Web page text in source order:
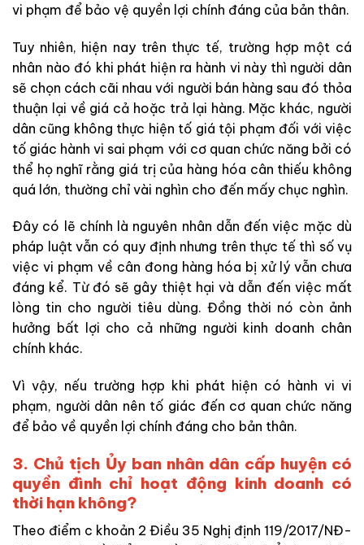
vi phạm để bảo vệ quyền lợi chính đáng của bản thân.
Tuy nhiên, hiện nay trên thực tế, trường hợp một cá
nhân nào đó khi phát hiện ra hành vi này thì người dân
sẽ chọn cách cãi nhau với người bán hàng sau đó thỏa
thuận lại về giá cả hoặc trả lại hàng. Mặc khác, người
dân cũng không thực hiện tố giá tội phạm đối với việc
tố giác hành vi sai phạm với cơ quan chức năng bởi có
thể họ nghĩ rằng giá trị của hàng hóa cân thiếu không
quá lớn, thường chỉ vài nghìn cho đến mấy chục nghìn.
Đây có lẽ chính là nguyên nhân dẫn đến việc mặc dù
pháp luật vẫn có quy định nhưng trên thực tế thì số vụ
việc vi phạm về cân đong hàng hóa bị xử lý vẫn chưa
đáng kể. Từ đó sẽ gây thiệt hại và dẫn đến việc mất
lòng tin cho người tiêu dùng. Đồng thời nó còn ảnh
hưởng bất lợi cho cả những người kinh doanh chân
chính khác.
Vì vậy, nếu trường hợp khi phát hiện có hành vi vi
phạm, người dân nên tố giác đến cơ quan chức năng
để bảo về quyền lợi chính đáng cho bản thân.
3. Chủ tịch Ủy ban nhân dân cấp huyện có
quyền đình chỉ hoạt động kinh doanh có
thời hạn không?
Theo điểm c khoản 2 Điều 35 Nghị định 119/2017/NĐ-